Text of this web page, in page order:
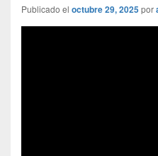
Publicado el octubre 29, 2025por